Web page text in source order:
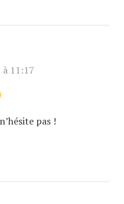
11:17
pas !